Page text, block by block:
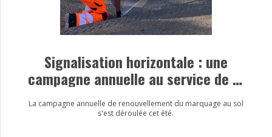
Signalisation horizontale : une
campagne annuelle au service de la
sécurité
La campagne annuelle de renouvellement du marquage au sol
s'est déroulée cet été.